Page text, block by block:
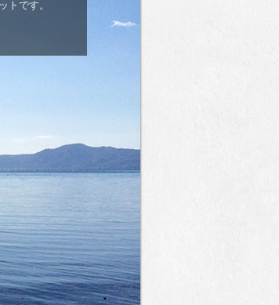
トです。